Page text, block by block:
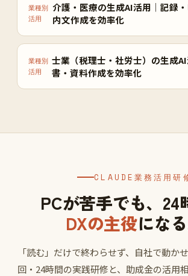
業種別
活用
介護・医療の生成AI活用｜記録
内文作成を効率化
業種別
活用
士業（税理士・社労士）の生成
書・資料作成を効率化
CLAUDE業務活用研
PCが苦手でも、24
DXの主役になる
「読む」だけで終わらせず、自社で動か
回・24時間の実践研修と、助成金の活用